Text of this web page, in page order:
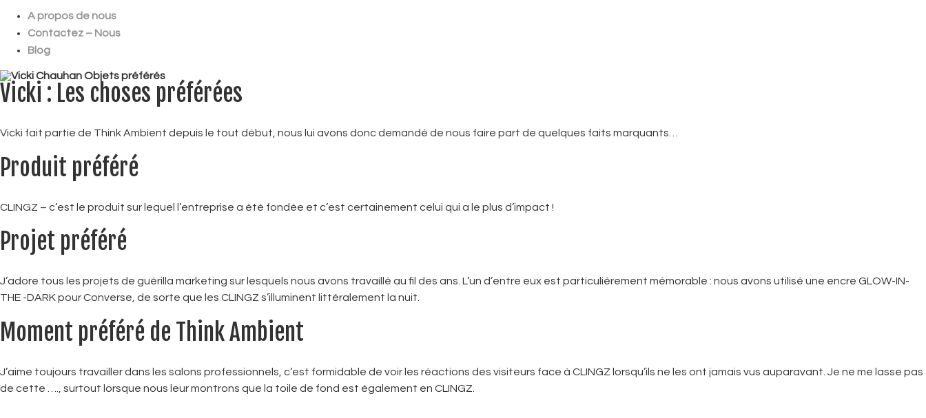
A propos de nous
Contactez – Nous
Blog
Vicki : Les choses préférées
Vicki fait partie de Think Ambient depuis le tout début, nous lui avons donc demandé de nous faire part de quelques faits marquants…
Produit préféré
CLINGZ – c’est le produit sur lequel l’entreprise a été fondée et c’est certainement celui qui a le plus d’impact !
Projet préféré
J’adore tous les projets de guérilla marketing sur lesquels nous avons travaillé au fil des ans. L’un d’entre eux est particulièrement mémorable : nous avons utilisé une encre GLOW-IN-
THE -DARK pour Converse, de sorte que les CLINGZ s’illuminent littéralement la nuit.
Moment préféré de Think Ambient
J’aime toujours travailler dans les salons professionnels, c’est formidable de voir les réactions des visiteurs face à CLINGZ lorsqu’ils ne les ont jamais vus auparavant. Je ne me lasse pas
de cette …., surtout lorsque nous leur montrons que la toile de fond est également en CLINGZ.